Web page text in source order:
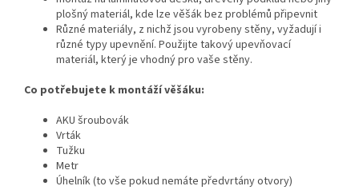
plošný materiál, kde lze věšák bez problémů připevnit
Různé materiály, z nichž jsou vyrobeny stěny, vyžadují i
různé typy upevnění. Použijte takový upevňovací
materiál, který je vhodný pro vaše stěny.
Co potřebujete k montáží věšáku:
AKU šroubovák
Vrták
Tužku
Metr
Úhelník (to vše pokud nemáte předvrtány otvory)